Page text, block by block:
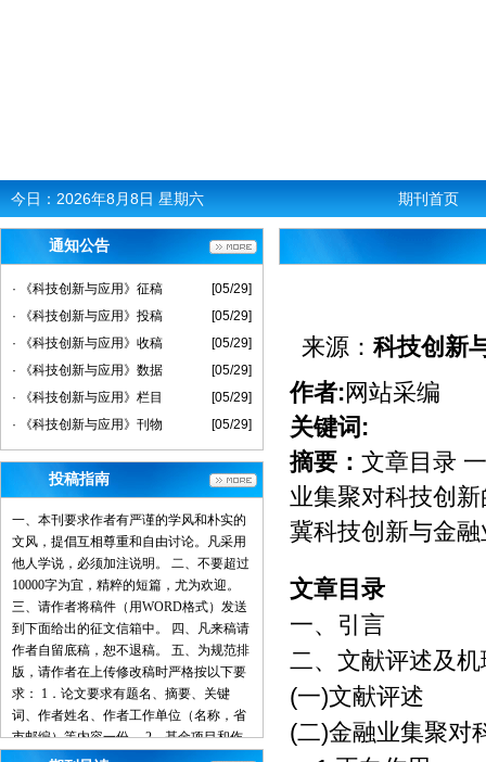
今日： 2026年8月8日 星期六 期刊首页
通知公告
· 《科技创新与应用》征稿
[05/29]
· 《科技创新与应用》投稿
[05/29]
· 《科技创新与应用》收稿
[05/29]
· 《科技创新与应用》数据
[05/29]
· 《科技创新与应用》栏目
[05/29]
· 《科技创新与应用》刊物
[05/29]
投稿指南
一、本刊要求作者有严谨的学风和朴实的
文风，提倡互相尊重和自由讨论。凡采用
他人学说，必须加注说明。 二、不要超过
10000字为宜，精粹的短篇，尤为欢迎。
三、请作者将稿件（用WORD格式）发送
到下面给出的征文信箱中。 四、凡来稿请
作者自留底稿，恕不退稿。 五、为规范排
版，请作者在上传修改稿时严格按以下要
求： 1．论文要求有题名、摘要、关键
词、作者姓名、作者工作单位（名称，省
市邮编）等内容一份。 2．基金项目和作
者简介按下列格式： 基金项目：项目名称
来源： 科技创新
作者:网站采编
关键词:
摘要： 文章目录
业集聚对科技创
冀科技创新与金
文章目录
一、引言
二、文献评述及
(一)文献评述
(二)金融业集聚对